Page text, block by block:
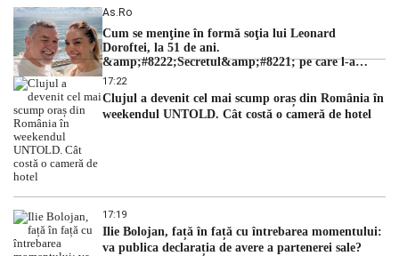
As.ro
Cum se menţine în formă soţia lui Leonard
Doroftei, la 51 de ani.
&amp;#8222;Secretul&amp;#8221; pe care l-a
dezvăluit
17:22
Clujul a devenit cel mai scump oraș din România în
weekendul UNTOLD. Cât costă o cameră de hotel
17:19
Ilie Bolojan, față în față cu întrebarea momentului:
va publica declarația de avere a partenerei sale?